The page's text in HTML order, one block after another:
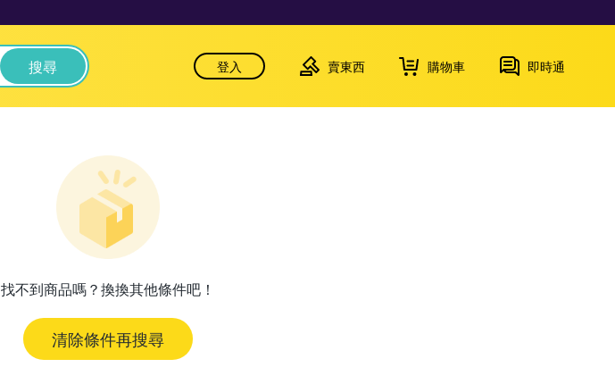
搜尋 登入 賣東西 購物車 即時通
找不到商品嗎？換換其他條件吧！
清除條件再搜尋